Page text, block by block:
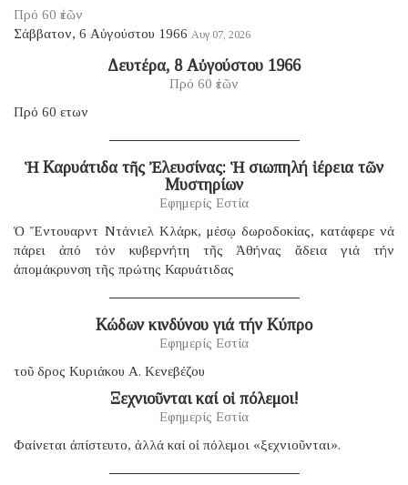
Πρό 60 ἐτῶν
Σάββατον, 6 Αὐγούστου 1966 Αυγ 07, 2026
Δευτέρα, 8 Αὐγούστου 1966
Πρό 60 ἐτῶν
Πρό 60 ετων
Ἡ Καρυάτιδα τῆς Ἐλευσίνας: Ἡ σιωπηλή ἱέρεια τῶν
Μυστηρίων
Εφημερίς Εστία
Ὁ Ἔντουαρντ Ντάνιελ Κλάρκ, μέσῳ δωροδοκίας, κατάφερε νά
πάρει ἀπό τόν κυβερνήτη τῆς Ἀθήνας ἄδεια γιά τήν
ἀπομάκρυνση τῆς πρώτης Καρυάτιδας
Κώδων κινδύνου γιά τήν Κύπρο
Εφημερίς Εστία
τοῦ δρος Κυριάκου Α. Κενεβέζου
Ξεχνιοῦνται καί οἱ πόλεμοι!
Εφημερίς Εστία
Φαίνεται ἀπίστευτο, ἀλλά καί οἱ πόλεμοι «ξεχνιοῦνται».